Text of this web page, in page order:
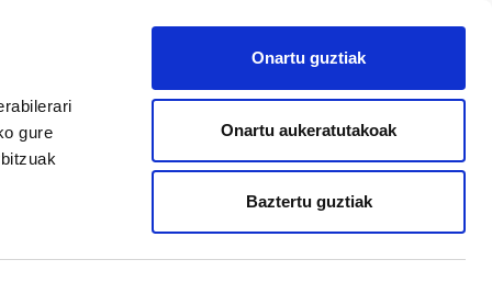
gure
Onartu guztiak
Onartu aukeratutakoak
Baztertu guztiak
AFILIATU
fortuna handien